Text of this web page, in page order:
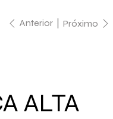
Anterior Próximo
ALTA